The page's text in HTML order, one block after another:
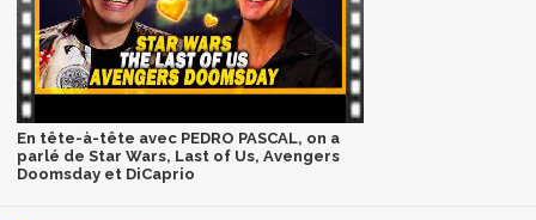
En tête-à-tête avec PEDRO PASCAL, on a
parlé de Star Wars, Last of Us, Avengers
Doomsday et DiCaprio